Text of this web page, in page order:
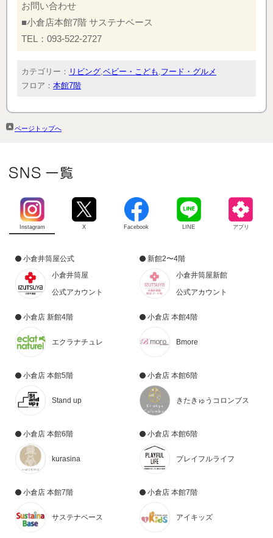
お問い合わせ
■小倉店本館7階 サステナベース
TEL：093-522-2727
カテゴリー： リビング,ベビー・こども ,フード・グルメ
フロア： 本館7階
ページトップへ
Instagram X Facebook LINE アプリ
小倉井筒屋公式
小倉井筒屋
公式アカウント
新館2〜4階
小倉井筒屋新館
公式アカウント
小倉店 新館4階
エクラナチュレ
小倉店 本館4階
Bmore
小倉店 本館5階
Stand up
小倉店 本館6階
きたきゅうコロンブス
小倉店 本館6階
kurasina
小倉店 本館6階
プレイフルライフ
小倉店 本館7階
サステナベース
小倉店 本館7階
アイキッズ